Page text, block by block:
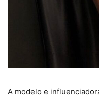
A modelo e